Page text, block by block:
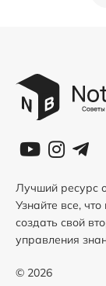
Лучший ресурс
Узнайте все,
создать свой
управления
© 2026